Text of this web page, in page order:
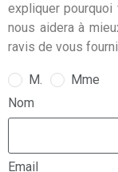
expliquer pourquoi
nous aidera à
ravis de vous
M.
Mme
Nom
Email